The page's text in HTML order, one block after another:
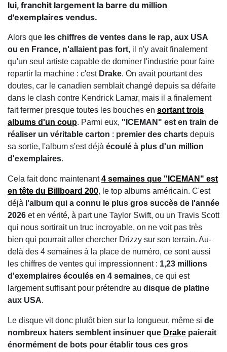
lui, franchit largement la barre du million
d'exemplaires vendus.
Alors que les chiffres de ventes dans le rap, aux USA
ou en France, n'allaient pas fort, il n'y avait finalement
qu'un seul artiste capable de dominer l'industrie pour faire
repartir la machine : c'est Drake. On avait pourtant des
doutes, car le canadien semblait changé depuis sa défaite
dans le clash contre Kendrick Lamar, mais il a finalement
fait fermer presque toutes les bouches en sortant trois
albums d'un coup. Parmi eux, "ICEMAN" est en train de
réaliser un véritable carton : premier des charts depuis
sa sortie, l'album s'est déjà écoulé à plus d'un million
d'exemplaires.
Cela fait donc maintenant4 semaines que "ICEMAN" est
en tête du Billboard 200, le top albums américain. C'est
déjà l'album qui a connu le plus gros succès de l'année
2026 et en vérité, à part une Taylor Swift, ou un Travis Scott
qui nous sortirait un truc incroyable, on ne voit pas très
bien qui pourrait aller chercher Drizzy sur son terrain. Au-
delà des 4 semaines à la place de numéro, ce sont aussi
les chiffres de ventes qui impressionnent : 1,23 millions
d'exemplaires écoulés en 4 semaines, ce qui est
largement suffisant pour prétendre au disque de platine
aux USA.
Le disque vit donc plutôt bien sur la longueur, même si de
nombreux haters semblent insinuer que Drake paierait
énormément de bots pour établir tous ces gros